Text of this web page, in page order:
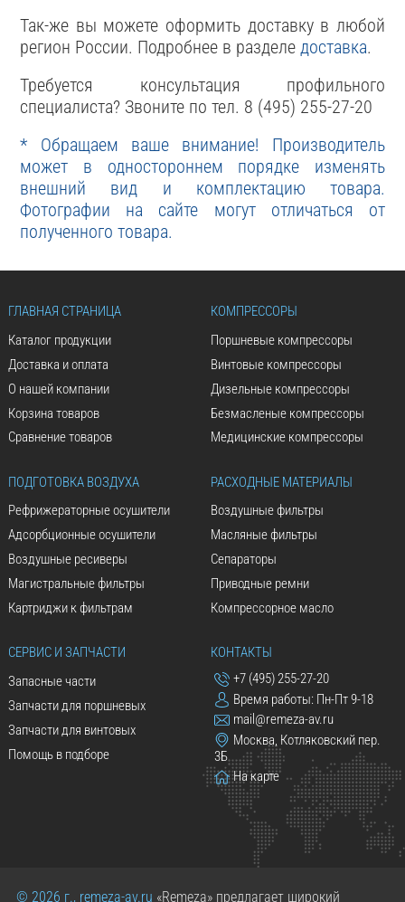
Так-же вы можете оформить доставку в любой
регион России. Подробнее в разделедоставка.
Требуется консультация профильного
специалиста? Звоните по тел. 8 (495) 255-27-20
* Обращаем ваше внимание! Производитель
может в одностороннем порядке изменять
внешний вид и комплектацию товара.
Фотографии на сайте могут отличаться от
полученного товара.
ГЛАВНАЯ СТРАНИЦА
Каталог продукции
Доставка и оплата
О нашей компании
Корзина товаров
Сравнение товаров
КОМПРЕССОРЫ
Поршневые компрессоры
Винтовые компрессоры
Дизельные компрессоры
Безмасленые компрессоры
Медицинские компрессоры
ПОДГОТОВКА ВОЗДУХА
Рефрижераторные осушители
Адсорбционные осушители
Воздушные ресиверы
Магистральные фильтры
Картриджи к фильтрам
РАСХОДНЫЕ МАТЕРИАЛЫ
Воздушные фильтры
Масляные фильтры
Сепараторы
Приводные ремни
Компрессорное масло
СЕРВИС И ЗАПЧАСТИ
Запасные части
Запчасти для поршневых
Запчасти для винтовых
Помощь в подборе
КОНТАКТЫ
+7 (495) 255-27-20
Время работы: Пн-Пт 9-18
mail@remeza-av.ru
Москва, Котляковский пер.
3Б
На карте
© 2026 г., remeza-av.ru «Remeza» предлагает широкий